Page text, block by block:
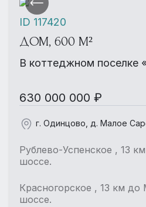
ДОМ, 600 М²
В коттеджном поселке
630 000 000 ₽
г. Одинцово, д. Малое
Рублево-Успенское , 13
шоссе.
Красногорское , 13 км
шоссе.
ID 117420